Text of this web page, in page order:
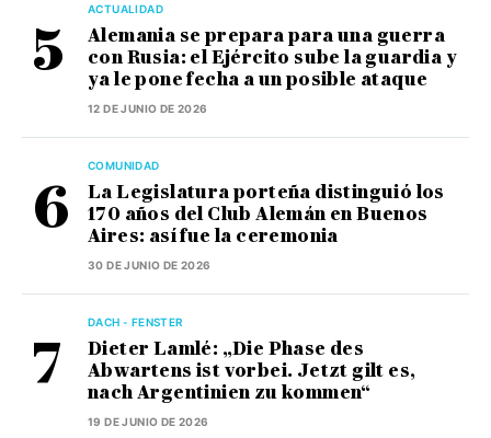
ACTUALIDAD
Alemania se prepara para una guerra
con Rusia: el Ejército sube la guardia y
ya le pone fecha a un posible ataque
12 DE JUNIO DE 2026
COMUNIDAD
La Legislatura porteña distinguió los
170 años del Club Alemán en Buenos
Aires: así fue la ceremonia
30 DE JUNIO DE 2026
DACH - FENSTER
Dieter Lamlé: „Die Phase des
Abwartens ist vorbei. Jetzt gilt es,
nach Argentinien zu kommen“
19 DE JUNIO DE 2026